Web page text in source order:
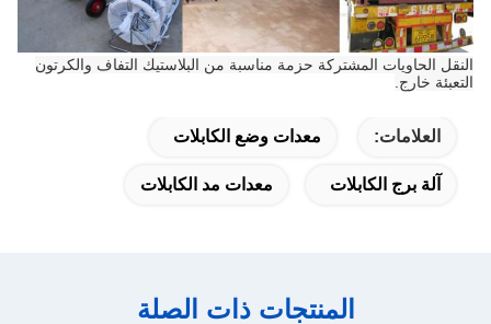
النقل الحاويات المشتركة حزمة مناسبة من البلاستيك التفاف والكرتون
التعبئة خارج.
العلامات: معدات وضع الكابلات
آلة برج الكابلات معدات مد الكابلات
المنتجات ذات الصلة